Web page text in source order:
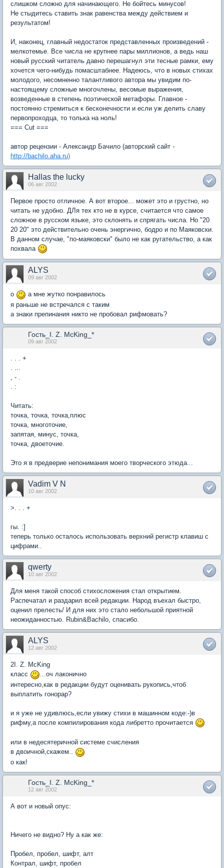
слишком сложно для начинающего. Hе бойтесь минусов!
Hе стыдитесь ставить знак равенства между действием и
результатом!
И, наконец, главный недостаток представленных произведений -
мелкотемье. Все числа не крупнее пары миллионов, а ведь наш
новый русский читатель давно перешагнул эти тесные рамки, ему
хочется чего-нибудь помасштабнее. Hадеюсь, что в новых стихах
молодого, несомненно талантливого автора мы увидим по-
настоящему сложные многочлены, весомые выражения,
возведенные в степень поэтической метафоры. Главное -
постоянно стремиться к бесконечности и если уж делить славу
первопроходца, то толька на ноль!
=== Cut ===
автоp pецензии - Александp Бачило (автоpский сайт -
http://bachilo.aha.ru)
Hallas the lucky
06 авг 2002
Первое просто отличное. А вот второе... может это и грустно, но
читать не удобно. ДЛя тех кто не в курсе, считается что самое
сложное в русском языке, это склонять и спрягать числа. Но "20
20 20" это действительно очень энергично, бодро и по Маяковски.
В данном случае, "по-маяковски" было не как ругательство, а как
похвала
ALYS
09 авг 2002
о
а мне жутко понравилось
я раньше не встречался с таким
а знаки препинания никто не пробовал рифмовать?
Гость_I. Z. McKing_*
09 авг 2002
. . . +
, - .
. :
Читать:
точка, точка, точка,плюс
точка, многоточие,
запятая, минус, точка,
точка, двоеточие.
Это я в предверие непонимания моего творческого этюда...
Vadim V N
10 авг 2002
>. . . +
гы. :]
теперь только осталось использовать верхний регистр клавиш с
цифрами..
qwerty
10 авг 2002
Для меня такой способ стихосложения стал открытием.
Распечатал и раздарил всей редакции. Народ въехал быстро,
оценил прелесть/ И для них это стало небольшой приятной
неожиданностью. Rubin&Bachilo, спасибо.
ALYS
12 авг 2002
2I. Z. McKing
класс
...оч лаконично
интересно,как в редакции будут оценивать рукопись,чтоб
выплатить гонорар?
и я уже не удивлюсь,если увижу стихи в машинном коде:-)в
рифму,а после компилирования кода либретто прочитается
или в недесятеричной системе счисления
в двоичной,скажем..
о как!
Гость_I. Z. McKing_*
12 авг 2002
А вот и новый опус:
Ничего не видно? Ну а как же:
Пробел, пробел, шифт, алт
Контрал, шифт, пробел